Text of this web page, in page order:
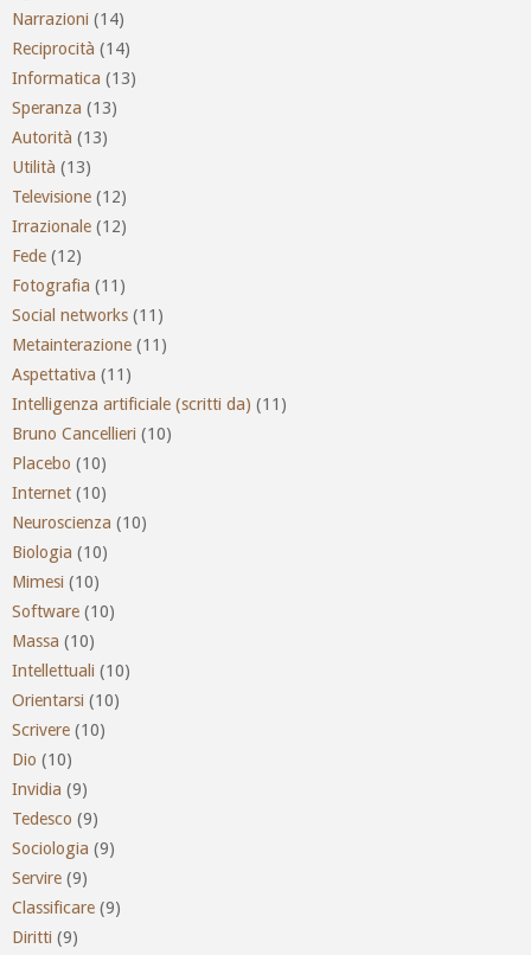
Narrazioni (14)
Reciprocità (14)
Informatica (13)
Speranza (13)
Autorità (13)
Utilità (13)
Televisione (12)
Irrazionale (12)
Fede (12)
Fotografia (11)
Social networks (11)
Metainterazione (11)
Aspettativa (11)
Intelligenza artificiale (scritti da) (11)
Bruno Cancellieri (10)
Placebo (10)
Internet (10)
Neuroscienza (10)
Biologia (10)
Mimesi (10)
Software (10)
Massa (10)
Intellettuali (10)
Orientarsi (10)
Scrivere (10)
Dio (10)
Invidia (9)
Tedesco (9)
Sociologia (9)
Servire (9)
Classificare (9)
Diritti (9)